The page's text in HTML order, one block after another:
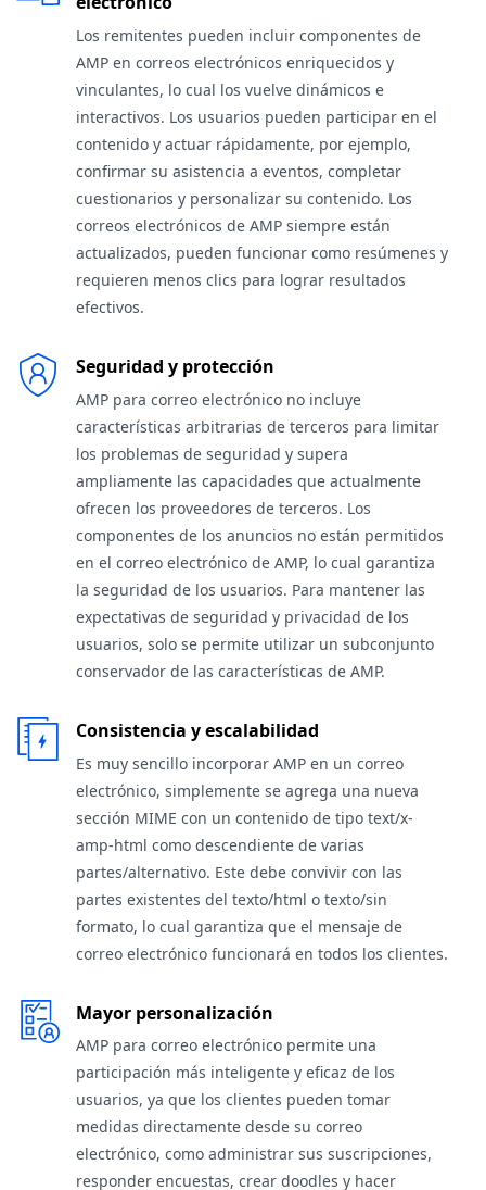
Los remitentes pueden incluir componentes de
AMP en correos electrónicos enriquecidos y
vinculantes, lo cual los vuelve dinámicos e
interactivos. Los usuarios pueden participar en el
contenido y actuar rápidamente, por ejemplo,
confirmar su asistencia a eventos, completar
cuestionarios y personalizar su contenido. Los
correos electrónicos de AMP siempre están
actualizados, pueden funcionar como resúmenes y
requieren menos clics para lograr resultados
efectivos.
Seguridad y protección
AMP para correo electrónico no incluye
características arbitrarias de terceros para limitar
los problemas de seguridad y supera
ampliamente las capacidades que actualmente
ofrecen los proveedores de terceros. Los
componentes de los anuncios no están permitidos
en el correo electrónico de AMP, lo cual garantiza
la seguridad de los usuarios. Para mantener las
expectativas de seguridad y privacidad de los
usuarios, solo se permite utilizar un subconjunto
conservador de las características de AMP.
Consistencia y escalabilidad
Es muy sencillo incorporar AMP en un correo
electrónico, simplemente se agrega una nueva
sección MIME con un contenido de tipo text/x-
amp-html como descendiente de varias
partes/alternativo. Este debe convivir con las
partes existentes del texto/html o texto/sin
formato, lo cual garantiza que el mensaje de
correo electrónico funcionará en todos los clientes.
Mayor personalización
AMP para correo electrónico permite una
participación más inteligente y eficaz de los
usuarios, ya que los clientes pueden tomar
medidas directamente desde su correo
electrónico, como administrar sus suscripciones,
responder encuestas, crear doodles y hacer